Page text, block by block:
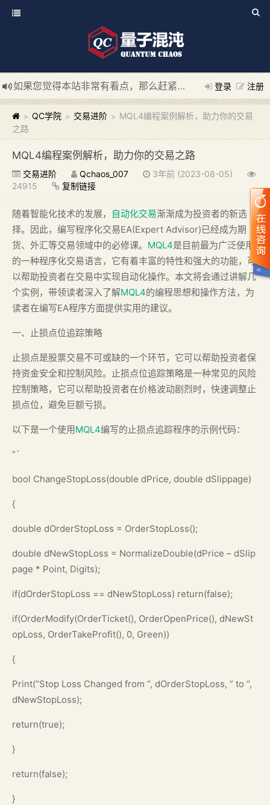
登录 注册
新添加量子混沌系统板块，欢迎大家访问！
---“量子混沌系
> QC学院 > 交易进阶 > MQL4编程案例解析，助力你的交易
之路
MQL4编程案例解析，助力你的交易之路
交易进阶 Qchaos_007
3年前 (2023-08-05)
24915
复制链接
随着智能化技术的发展， 自动化交易渐渐成为投资者的新选
择。因此，编写程序化交易EA(Expert Advisor)已经成为期
货、外汇等交易领域中的必修课。 MQL4是目前最为广泛使用
的一种程序化交易语言，它有着丰富的特性和强大的功能，可
以帮助投资者在交易中实现自动化操作。本文将会通过讲解几
个实例，带领读者深入了解MQL4的编程思想和操作方法，为
读者在编写EA程序方面提供实用的建议。
一、止损点位追踪策略
止损点是股票交易不可或缺的一个环节，它可以帮助投资者保
持资金安全和控制风险。止损点位追踪策略是一种常见的风险
控制策略，它可以帮助投资者在价格波动剧烈时，快速调整止
损点位，避免巨额亏损。
以下是一个使用MQL4编写的止损点追踪程序的示例代码：
“`
bool ChangeStopLoss(double dPrice, double dSlippage)
{
double dOrderStopLoss = OrderStopLoss();
double dNewStopLoss = NormalizeDouble(dPrice – dSlip
page * Point, Digits);
if(dOrderStopLoss == dNewStopLoss) return(false);
if(OrderModify(OrderTicket(), OrderOpenPrice(), dNewSt
opLoss, OrderTakeProfit(), 0, Green))
{
Print(“Stop Loss Changed from “, dOrderStopLoss, ” to “,
dNewStopLoss);
return(true);
}
return(false);
}